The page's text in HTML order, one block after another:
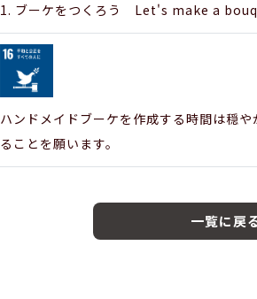
1. ブーケをつくろう Let's make a
ハンドメイドブーケを作成する時間は穏
ることを願います。
一覧に戻